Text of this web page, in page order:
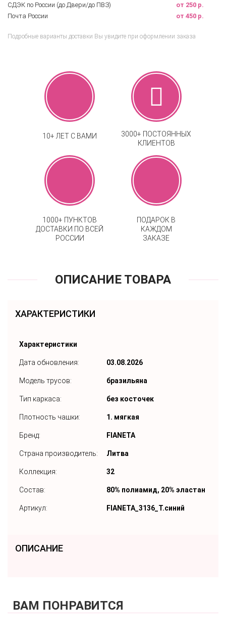
СДЭК по России (до Двери/до ПВЗ)
от 250 р.
Почта России
от 450 р.
Подробные варианты доставки Вы увидите при оформлении заказа
10+ ЛЕТ С ВАМИ
3000+ ПОСТОЯННЫХ
КЛИЕНТОВ
1000+ ПУНКТОВ
ДОСТАВКИ ПО ВСЕЙ
РОССИИ
ПОДАРОК В
КАЖДОМ
ЗАКАЗЕ
ОПИСАНИЕ ТОВАРА
ХАРАКТЕРИСТИКИ
Характеристики
Дата обновления: 03.08.2026
Модель трусов: бразильяна
Тип каркаса: без косточек
Плотность чашки: 1. мягкая
Бренд: FIANETA
Страна производитель: Литва
Коллекция: 32
Состав: 80% полиамид, 20% эластан
Артикул: FIANETA_3136_Т.синий
ОПИСАНИЕ
ВАМ ПОНРАВИТСЯ